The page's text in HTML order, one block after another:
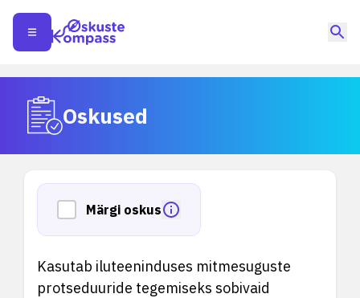
Oskused
Märgi oskus
Kasutab iluteeninduses mitmesuguste
protseduuride tegemiseks sobivaid